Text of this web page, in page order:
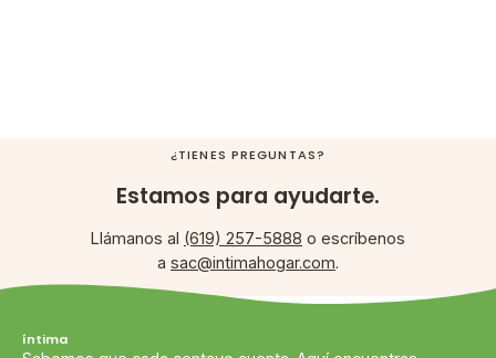
¿TIENES PREGUNTAS?
Estamos para ayudarte.
Llámanos al (619) 257-5888 o escríbenos
a sac@intimahogar.com.
íntima